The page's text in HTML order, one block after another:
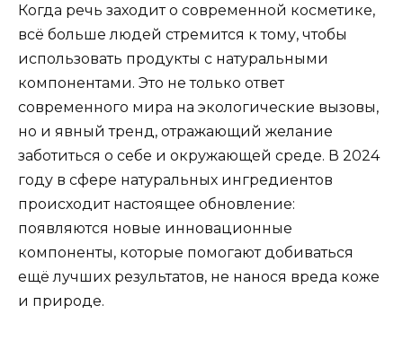
Когда речь заходит о современной косметике,
всё больше людей стремится к тому, чтобы
использовать продукты с натуральными
компонентами. Это не только ответ
современного мира на экологические вызовы,
но и явный тренд, отражающий желание
заботиться о себе и окружающей среде. В 2024
году в сфере натуральных ингредиентов
происходит настоящее обновление:
появляются новые инновационные
компоненты, которые помогают добиваться
ещё лучших результатов, не нанося вреда коже
и природе.